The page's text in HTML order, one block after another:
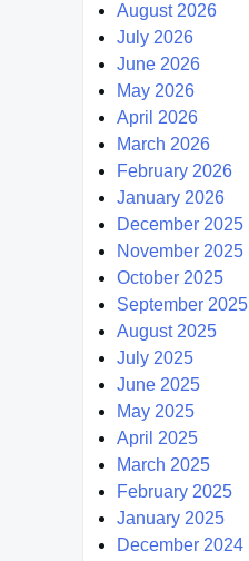
August 2026
July 2026
June 2026
May 2026
April 2026
March 2026
February 2026
January 2026
December 2025
November 2025
October 2025
September 2025
August 2025
July 2025
June 2025
May 2025
April 2025
March 2025
February 2025
January 2025
December 2024